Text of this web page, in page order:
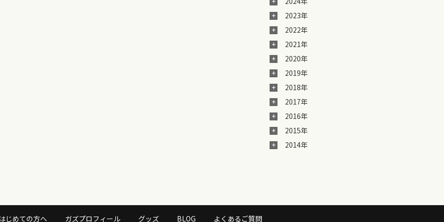
2023年
2022年
2021年
2020年
2019年
2018年
2017年
2016年
2015年
2014年
じめての方へ ガズプロフィール グッズ BLOG よくあるご質問